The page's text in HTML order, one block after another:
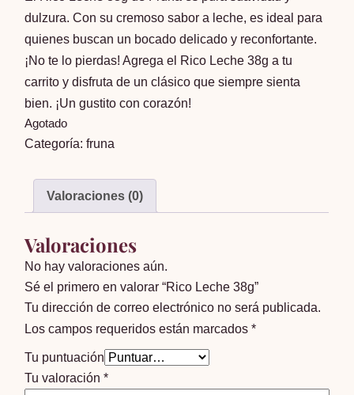
dulzura. Con su cremoso sabor a leche, es ideal para
quienes buscan un bocado delicado y reconfortante.
¡No te lo pierdas! Agrega el Rico Leche 38g a tu
carrito y disfruta de un clásico que siempre sienta
bien. ¡Un gustito con corazón!
Agotado
Categoría:fruna
Valoraciones (0)
Valoraciones
No hay valoraciones aún.
Sé el primero en valorar “Rico Leche 38g”
Tu dirección de correo electrónico no será publicada.
Los campos requeridos están marcados*
Tu puntuación
Tu valoración*